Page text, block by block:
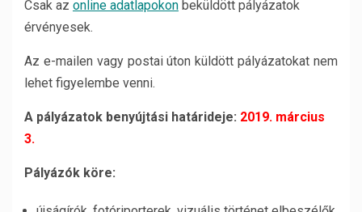
Csak az online adatlapokon beküldött pályázatok
érvényesek.
Az e-mailen vagy postai úton küldött pályázatokat nem
lehet figyelembe venni.
A pályázatok benyújtási határideje: 2019. március
3.
Pályázók köre: